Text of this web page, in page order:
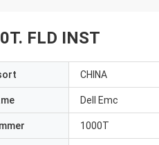
FLD INST
CHINA
Dell Emc
1000T